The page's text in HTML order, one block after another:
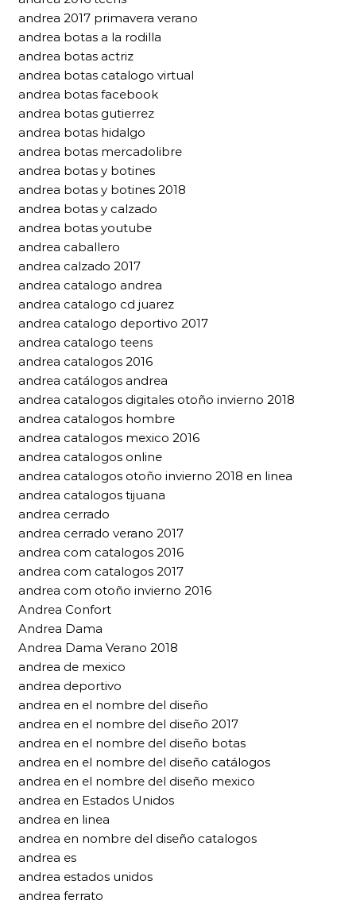
andrea 2017 primavera verano
andrea botas a la rodilla
andrea botas actriz
andrea botas catalogo virtual
andrea botas facebook
andrea botas gutierrez
andrea botas hidalgo
andrea botas mercadolibre
andrea botas y botines
andrea botas y botines 2018
andrea botas y calzado
andrea botas youtube
andrea caballero
andrea calzado 2017
andrea catalogo andrea
andrea catalogo cd juarez
andrea catalogo deportivo 2017
andrea catalogo teens
andrea catalogos 2016
andrea catálogos andrea
andrea catalogos digitales otoño invierno 2018
andrea catalogos hombre
andrea catalogos mexico 2016
andrea catalogos online
andrea catalogos otoño invierno 2018 en linea
andrea catalogos tijuana
andrea cerrado
andrea cerrado verano 2017
andrea com catalogos 2016
andrea com catalogos 2017
andrea com otoño invierno 2016
Andrea Confort
Andrea Dama
Andrea Dama Verano 2018
andrea de mexico
andrea deportivo
andrea en el nombre del diseño
andrea en el nombre del diseño 2017
andrea en el nombre del diseño botas
andrea en el nombre del diseño catálogos
andrea en el nombre del diseño mexico
andrea en Estados Unidos
andrea en linea
andrea en nombre del diseño catalogos
andrea es
andrea estados unidos
andrea ferrato